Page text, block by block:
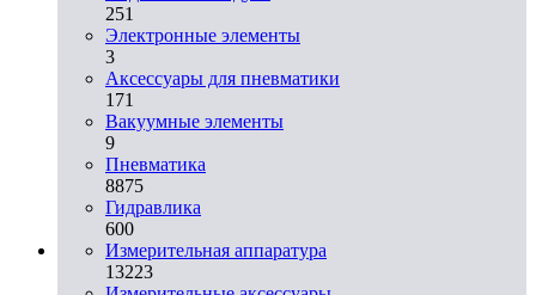
251
Электронные элементы
3
Аксессуары для пневматики
171
Вакуумные элементы
9
Пневматика
8875
Гидравлика
600
Измерительная аппаратура
13223